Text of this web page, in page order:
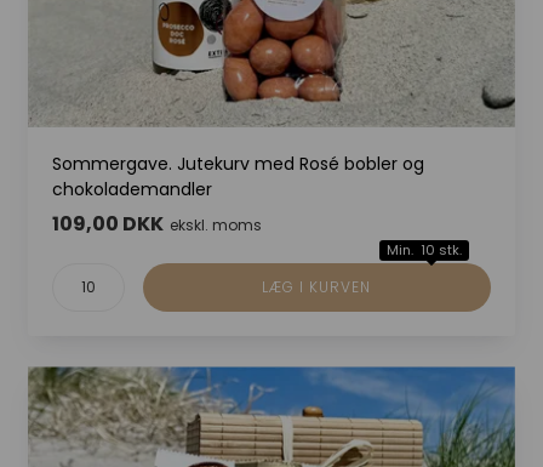
Sommergave. Jutekurv med Rosé bobler og
chokolademandler
109,00 DKK ekskl. moms
Min. 10 stk.